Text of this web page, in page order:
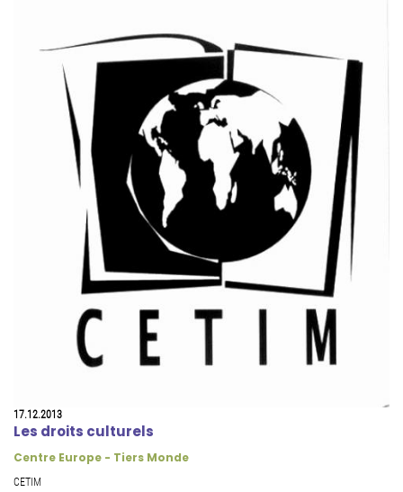
17.12.2013
Les droits culturels
Centre Europe - Tiers Monde
CETIM